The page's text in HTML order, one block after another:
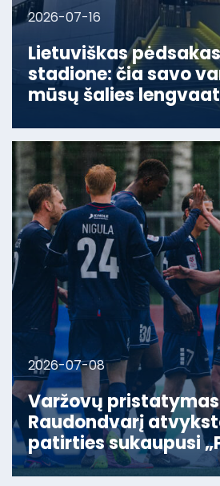
2026-07-16
Lietuviškas
stadione: čia savo
mūsų šalies
2026-07-08
Varžovų
Raudondvarį
patirties sukaupusi